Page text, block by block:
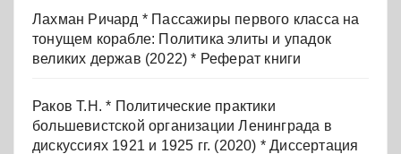
Лахман Ричард * Пассажиры первого класса на
тонущем корабле: Политика элиты и упадок
великих держав (2022) * Реферат книги
Раков Т.Н. * Политические практики
большевистской организации Ленинграда в
дискуссиях 1921 и 1925 гг. (2020) * Диссертация